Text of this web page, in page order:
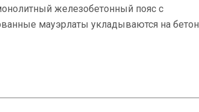
железобетонный пояс с
мауэрлаты укладываются на бетон